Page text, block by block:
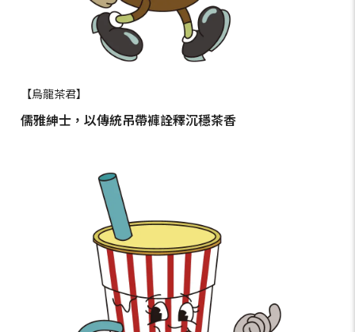
【烏龍茶君】
儒雅紳士，以傳統吊帶褲詮釋沉穩茶香